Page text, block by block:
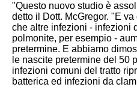
"Questo nuovo studio è
detto il Dott. McGregor. "E
che altre infezioni - infezioni
polmonite, per esempio -
pretermine. E abbiamo
le nascite pretermine del 50
infezioni comuni del tratto
batterica ed infezioni da